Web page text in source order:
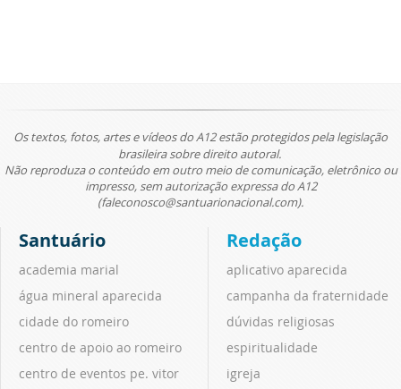
Os textos, fotos, artes e vídeos do A12 estão protegidos pela legislação
brasileira sobre direito autoral.
Não reproduza o conteúdo em outro meio de comunicação, eletrônico ou
impresso, sem autorização expressa do A12
(faleconosco@santuarionacional.com).
Santuário
academia marial
água mineral aparecida
cidade do romeiro
centro de apoio ao romeiro
centro de eventos pe. vitor
Redação
aplicativo aparecida
campanha da fraternidade
dúvidas religiosas
espiritualidade
igreja